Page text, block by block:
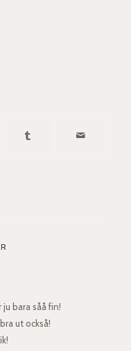
bara såå fin!
ut också!